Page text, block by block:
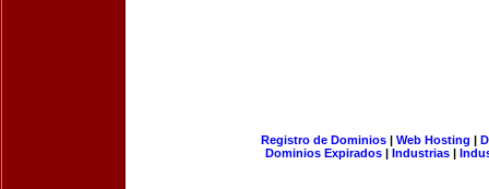
Registro de Dominios| Web Hosting |
Dominios Expirados | Industrias |